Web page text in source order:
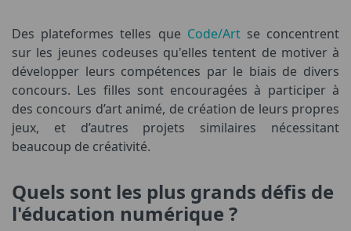
Des plateformes telles que Code/Artse concentrent
sur les jeunes codeuses qu'elles tentent de motiver à
développer leurs compétences par le biais de divers
concours. Les filles sont encouragées à participer à
des concours d’art animé, de création de leurs propres
jeux, et d’autres projets similaires nécessitant
beaucoup de créativité.
Quels sont les plus grands défis de
l'éducation numérique ?